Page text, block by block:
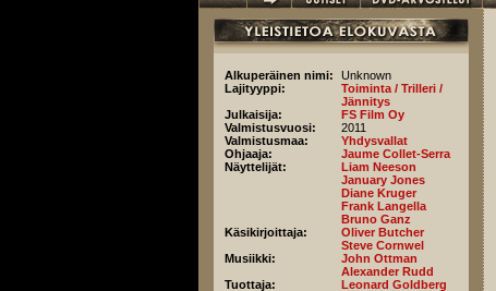
Alkuperäinen nimi:
Unknown
Lajityyppi:
Toiminta / Trilleri /
Jännitys
Julkaisija:
FS Film Oy
Valmistusvuosi:
2011
Valmistusmaa:
Yhdysvallat
Ohjaaja:
Jaume Collet-Serra
Näyttelijät:
Liam Neeson
January Jones
Diane Kruger
Frank Langella
Bruno Ganz
Käsikirjoittaja:
Oliver Butcher
Steve Cornwel
Musiikki:
John Ottman
Alexander Rudd
Tuottaja:
Leonard Goldberg